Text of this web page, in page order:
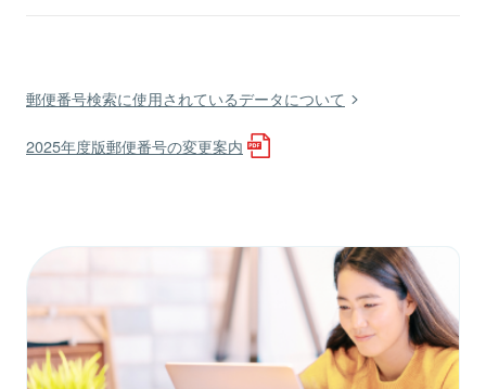
郵便番号検索に使用されているデータについて
2025年度版郵便番号の変更案内